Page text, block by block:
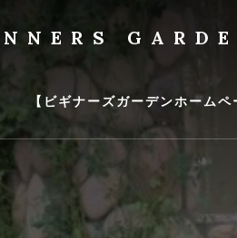
【ビギナーズガーデンホームペ